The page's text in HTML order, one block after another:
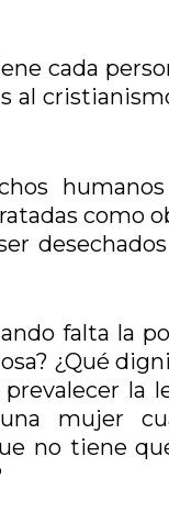
cada
al
como
falta la
¿Qué
la
mujer
no tiene